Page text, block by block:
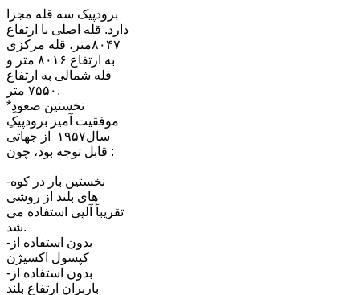
برودپیک سه قله مجزا
دارد. قله اصلی با ارتفاع
٨٠۴٧متر، قله مرکزی
به ارتفاع ٨٠١۶ متر و
قله شمالی به ارتفاع
٧۵۵٠ متر.
*نخستین صعودِ
موفقیت آمیز برودپیکِ
سال١٩۵٧ از جهاتی
قابل توجه بود، چون :
-نخستین بار در کوه
های بلند از روشی
تقریباً آلپی استفاده می
شد.
-بدون استفاده از
کپسول اکسیژن
-بدون استفاده از